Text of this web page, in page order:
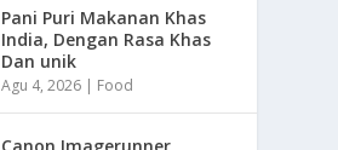
Pani Puri Makanan Khas
India, Dengan Rasa Khas
Dan unik
Agu 4, 2026 | Food